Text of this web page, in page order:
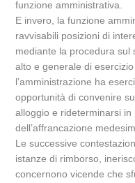
funzione amministrativa.
E invero, la funzione
ravvisabili posizioni di
mediante la procedura sul
alto e generale di
l’amministrazione ha
opportunità di convenire
alloggio e rideterminarsi in
dell’affrancazione
Le successive
istanze di rimborso,
concernono vicende che